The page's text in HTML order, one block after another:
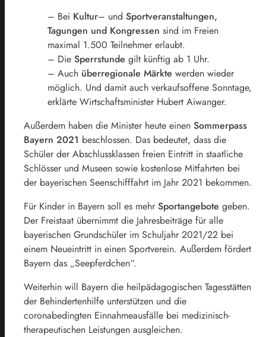
– Bei Kultur– und Sportveranstaltungen,
Tagungen und Kongressen sind im Freien
maximal 1.500 Teilnehmer erlaubt.
– Die Sperrstunde gilt künftig ab 1 Uhr.
– Auch überregionale Märkte werden wieder
möglich. Und damit auch verkaufsoffene Sonntage,
erklärte Wirtschaftsminister Hubert Aiwanger.
Außerdem haben die Minister heute einen Sommerpass
Bayern 2021 beschlossen. Das bedeutet, dass die
Schüler der Abschlussklassen freien Eintritt in staatliche
Schlösser und Museen sowie kostenlose Mitfahrten bei
der bayerischen Seenschifffahrt im Jahr 2021 bekommen.
Für Kinder in Bayern soll es mehr Sportangebote geben.
Der Freistaat übernimmt die Jahresbeiträge für alle
bayerischen Grundschüler im Schuljahr 2021/22 bei
einem Neueintritt in einen Sportverein. Außerdem fördert
Bayern das „Seepferdchen“.
Weiterhin will Bayern die heilpädagogischen Tagesstätten
der Behindertenhilfe unterstützen und die
coronabedingten Einnahmeausfälle bei medizinisch-
therapeutischen Leistungen ausgleichen.